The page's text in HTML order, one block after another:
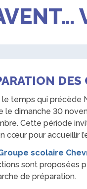
le temps qui précède
le dimanche 30
Cette période
cœur pour accueillir
scolaire
sont proposées
de préparation.